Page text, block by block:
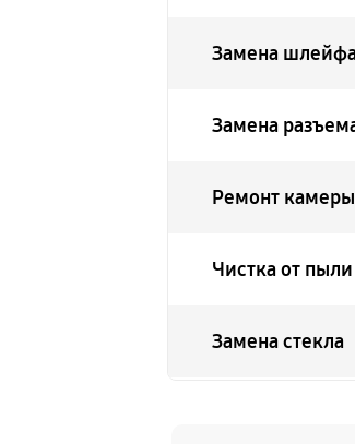
Замена
Замена
Ремонт камеры
Чистка от пыли
Замена стекла